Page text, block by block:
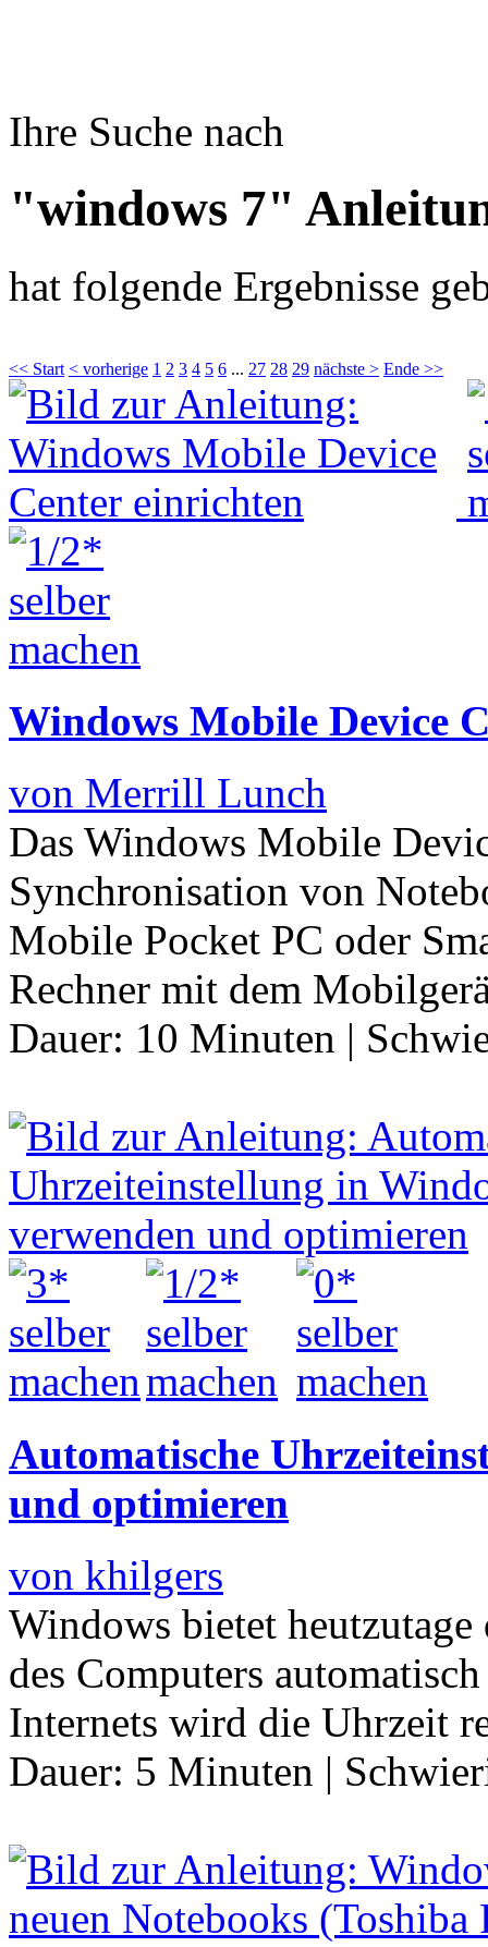
Ihre Suche nach
"windows 7"
hat folgende Ergebnisse
<< Start < vorherige 1 2 3 4 5 6 ... 27 28 29 nächste > Ende >>
Windows Mobile Device
von Merrill Lunch
Das Windows Mobile
Synchronisation von
Mobile Pocket PC oder
Rechner mit dem
Dauer: 10 Minuten |
Automatische
und optimieren
von khilgers
Windows bietet
des Computers
Internets wird die Uhrzeit
Dauer: 5 Minuten |